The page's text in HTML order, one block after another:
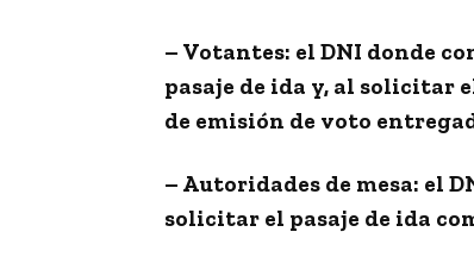
– Votantes: el DNI donde
pasaje de ida y, al solicitar
de emisión de voto
– Autoridades de mesa: el
solicitar el pasaje de ida